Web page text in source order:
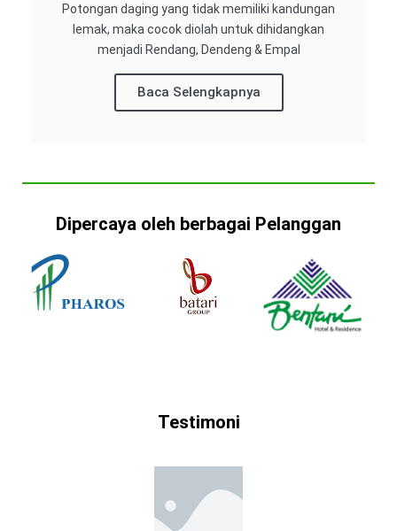
Potongan daging yang tidak memiliki kandungan
lemak, maka cocok diolah untuk dihidangkan
menjadi Rendang, Dendeng & Empal
Baca Selengkapnya
Dipercaya oleh berbagai Pelanggan
Testimoni